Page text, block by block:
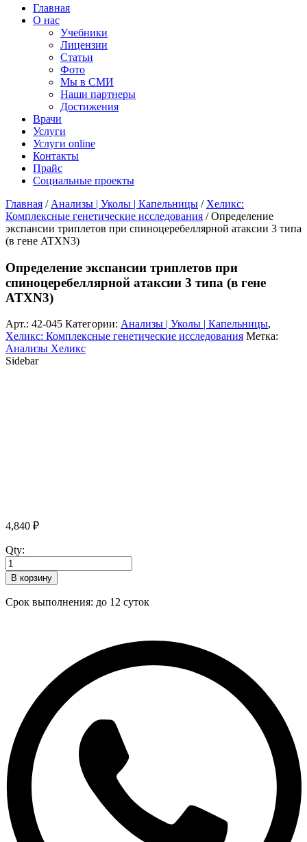
Главная
О нас
Учебники
Лицензии
Статьи
Фото
Мы в СМИ
Наши партнеры
Достижения
Врачи
Услуги
Услуги online
Контакты
Прайс
Социальные проекты
Главная / Анализы | Уколы | Капельницы / Хеликс:
Комплексные генетические исследования / Определение
экспансии триплетов при спиноцеребеллярной атаксии 3 типа
(в гене ATXN3)
Определение экспансии триплетов при
спиноцеребеллярной атаксии 3 типа (в гене
ATXN3)
Арт.: 42-045 Категории: Анализы | Уколы | Капельницы,
Хеликс: Комплексные генетические исследования Метка:
Анализы Хеликс
Sidebar
4,840 ₽
Qty:
В корзину
Срок выполнения: до 12 суток